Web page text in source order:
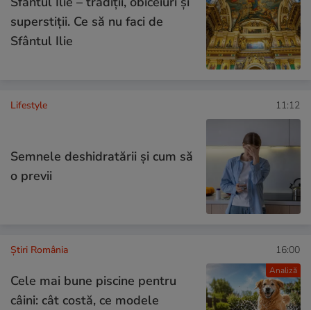
superstiții. Ce să nu faci de
Sfântul Ilie
Lifestyle 11:12
Semnele deshidratării și cum să
o previi
Analiză
Știri România 16:00
Cele mai bune piscine pentru
câini: cât costă, ce modele